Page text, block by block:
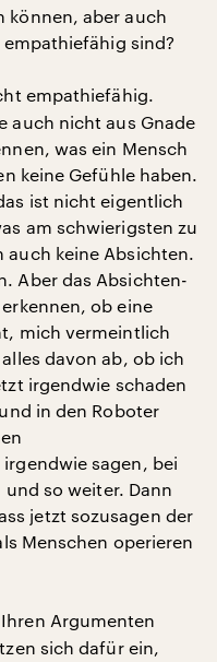
können, aber auch
sind?
empathiefähig.
auch nicht aus Gnade
was ein Mensch
keine Gefühle haben.
ist nicht eigentlich
am schwierigsten zu
auch keine Absichten.
Aber das Absichten-
ob eine
mich vermeintlich
davon ab, ob ich
irgendwie schaden
in den Roboter
sagen, bei
so weiter. Dann
jetzt sozusagen der
Menschen operieren
Argumenten
sich dafür ein,